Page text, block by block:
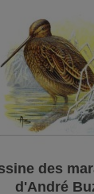
des
d'André